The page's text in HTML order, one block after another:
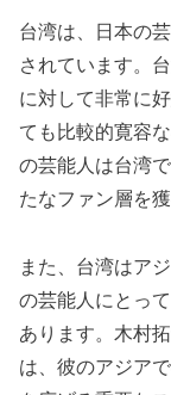
台湾は、日本の
されています。
に対して非常に
ても比較的寛容
の芸能人は台湾
たなファン層を
また、台湾はア
の芸能人にとっ
あります。木村
は、彼のアジア